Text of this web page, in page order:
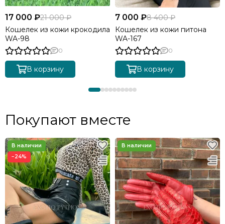
17 000 ₽21 000 ₽
Кошелек из кожи крокодила
WA-98
0
В корзину
7 000 ₽8 400 ₽
Кошелек из кожи питона
WA-167
0
В корзину
Покупают вместе
−24%